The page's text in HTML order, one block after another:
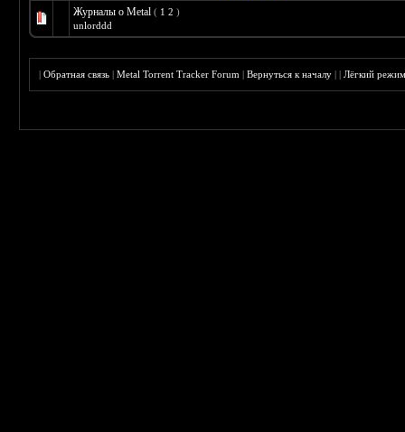
Журналы о Metal ( 1 2 )
unlorddd
|Обратная связь |Metal Torrent Tracker Forum |Вернуться к началу ||Лёгкий